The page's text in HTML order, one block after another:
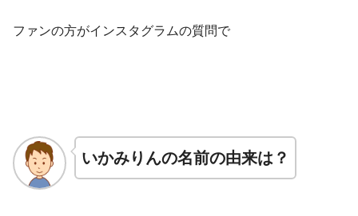
ファンの方がインスタグラムの質問で
いかみりんの名前の由来は？